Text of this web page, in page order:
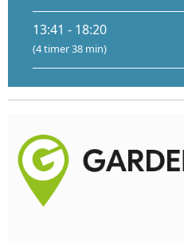
13:41 - 18:20
(4 timer 38 min)